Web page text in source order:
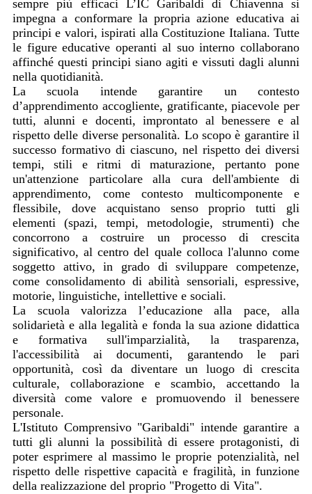
sempre più efficaci L’IC Garibaldi di Chiavenna si
impegna a conformare la propria azione educativa ai
principi e valori, ispirati alla Costituzione Italiana. Tutte
le figure educative operanti al suo interno collaborano
affinché questi principi siano agiti e vissuti dagli alunni
nella quotidianità.
La scuola intende garantire un contesto
d’apprendimento accogliente, gratificante, piacevole per
tutti, alunni e docenti, improntato al benessere e al
rispetto delle diverse personalità. Lo scopo è garantire il
successo formativo di ciascuno, nel rispetto dei diversi
tempi, stili e ritmi di maturazione, pertanto pone
un'attenzione particolare alla cura dell'ambiente di
apprendimento, come contesto multicomponente e
flessibile, dove acquistano senso proprio tutti gli
elementi (spazi, tempi, metodologie, strumenti) che
concorrono a costruire un processo di crescita
significativo, al centro del quale colloca l'alunno come
soggetto attivo, in grado di sviluppare competenze,
come consolidamento di abilità sensoriali, espressive,
motorie, linguistiche, intellettive e sociali.
La scuola valorizza l’educazione alla pace, alla
solidarietà e alla legalità e fonda la sua azione didattica
e formativa sull'imparzialità, la trasparenza,
l'accessibilità ai documenti, garantendo le pari
opportunità, così da diventare un luogo di crescita
culturale, collaborazione e scambio, accettando la
diversità come valore e promuovendo il benessere
personale.
L'Istituto Comprensivo "Garibaldi" intende garantire a
tutti gli alunni la possibilità di essere protagonisti, di
poter esprimere al massimo le proprie potenzialità, nel
rispetto delle rispettive capacità e fragilità, in funzione
della realizzazione del proprio "Progetto di Vita".